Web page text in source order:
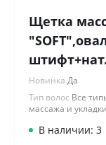
Щетка
Новинка Да
Тип волос Все
массажа и
В наличии: 3